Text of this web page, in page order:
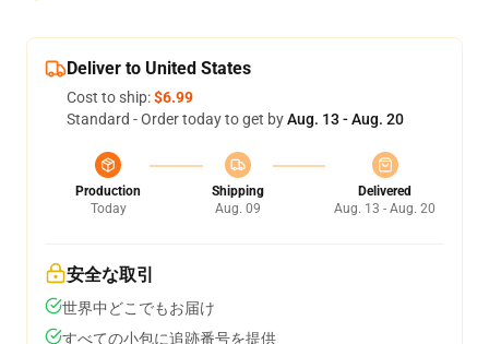
Deliver to United States
Cost to ship:$6.99
Standard - Order today to get byAug. 13 - Aug. 20
Production
Today
Shipping
Aug. 09
Delivered
Aug. 13 - Aug. 20
安全な取引
世界中どこでもお届け
すべての小包に追跡番号を提供